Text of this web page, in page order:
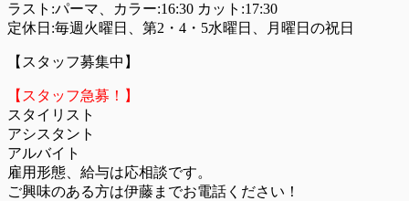
ラスト:パーマ、カラー:16:30 カット:17:30
定休日:毎週火曜日、第2・4・5水曜日、月曜日の祝日
【スタッフ募集中】
【スタッフ急募！】
スタイリスト
アシスタント
アルバイト
雇用形態、給与は応相談です。
ご興味のある方は伊藤までお電話ください！